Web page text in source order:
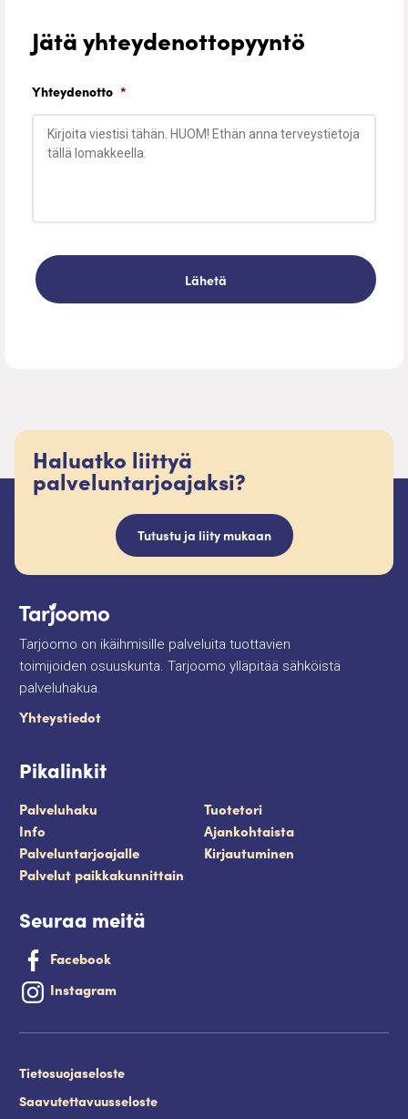
Jätä yhteydenottopyyntö
Yhteydenotto *
Haluatko liittyä
palveluntarjoajaksi?
Tutustu ja liity mukaan
Tarjoomo on ikäihmisille palveluita tuottavien
toimijoiden osuuskunta. Tarjoomo ylläpitää sähköistä
palveluhakua.
Yhteystiedot
Pikalinkit
Palveluhaku
Tuotetori
Info
Ajankohtaista
Palveluntarjoajalle
Kirjautuminen
Palvelut paikkakunnittain
Seuraa meitä
Facebook
Instagram
Tietosuojaseloste
Saavutettavuusseloste